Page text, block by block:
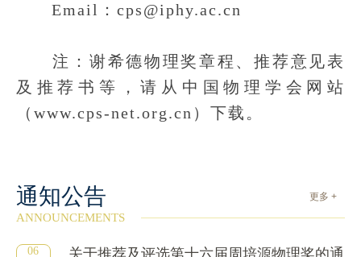
Email：cps@iphy.ac.cn
注：谢希德物理奖章程、推荐意见表
及推荐书等，请从中国物理学会网站
（www.cps-net.org.cn）下载。
通知公告 更多 +
ANNOUNCEMENTS
06
关于推荐及评选第十六届周培源物理奖的通